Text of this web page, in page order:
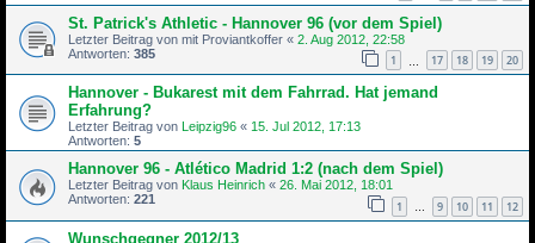
St. Patrick's Athletic - Hannover 96 (vor dem Spiel)
Letzter Beitrag von mit Proviantkoffer « 2. Aug 2012, 22:58
Antworten: 385 1 17 18 19 20
Hannover - Bukarest mit dem Fahrrad. Hat jemand
Erfahrung?
Letzter Beitrag von Leipzig96 « 15. Jul 2012, 17:13
Antworten: 5
Hannover 96 - Atlético Madrid 1:2 (nach dem Spiel)
Letzter Beitrag von Klaus Heinrich « 26. Mai 2012, 18:01
Antworten: 221 1 … 9 10 11 12
Wunschgegner 2012/13